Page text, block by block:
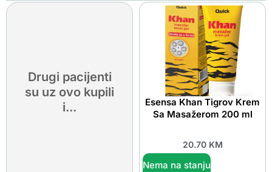
Drugi pacijenti
su uz ovo kupili
i...
Esensa Khan Tigrov Krem
Sa Masažerom 200 ml
20.70 KM
Nema na stanju